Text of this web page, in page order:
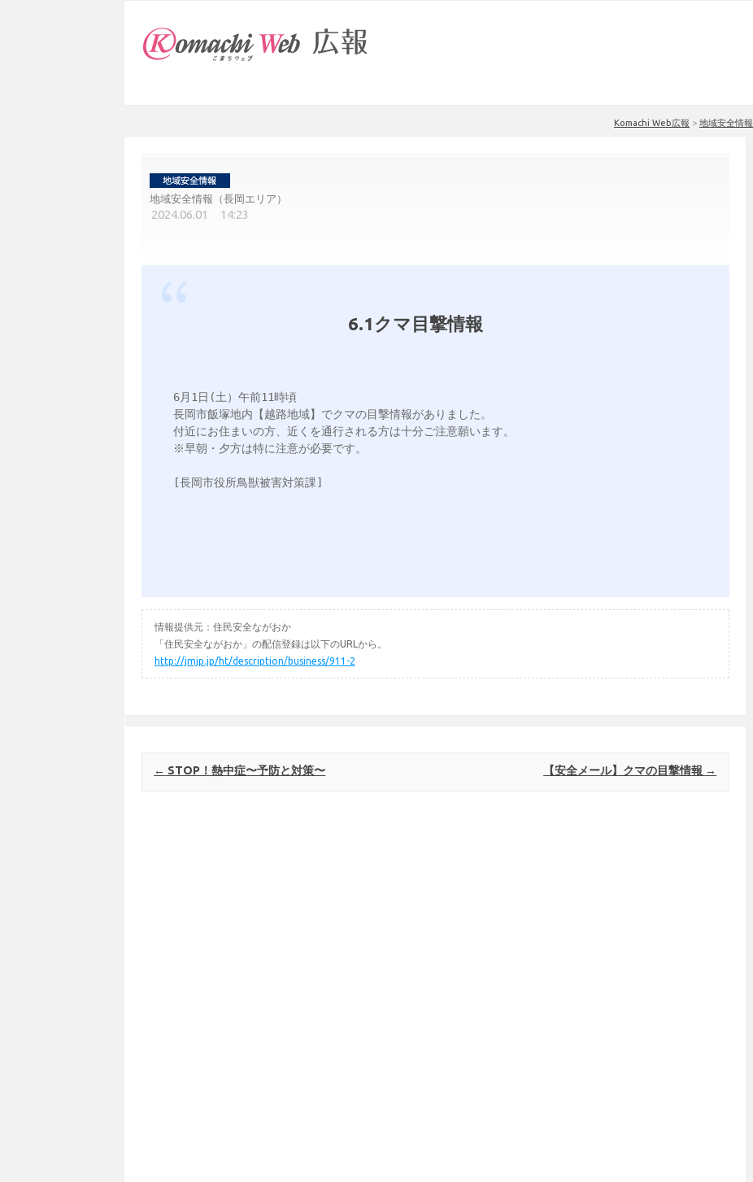
Komachi Web広報 > 地域安全情報
地域安全情報（長岡エリア）
2024.06.01 14:23
6.1クマ目撃情報
6月1日(土）午前11時頃
長岡市飯塚地内【越路地域】でクマの目撃情報がありました。
付近にお住まいの方、近くを通行される方は十分ご注意願います。
※早朝・夕方は特に注意が必要です。
[長岡市役所鳥獣被害対策課]
情報提供元：住民安全ながおか
「住民安全ながおか」の配信登録は以下のURLから。
http://jmjp.jp/ht/description/business/911-2
Post navigation
← STOP！熱中症〜予防と対策〜 【安全メール】クマの目撃情報 →